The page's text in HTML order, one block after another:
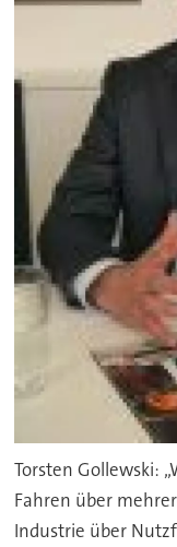
Torsten Gollewski:
Fahren über
Industrie über